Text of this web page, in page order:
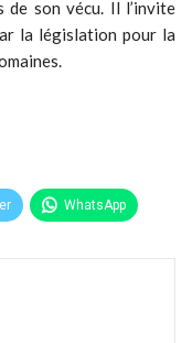
son vécu. Il l’invite
la législation pour la
WhatsApp